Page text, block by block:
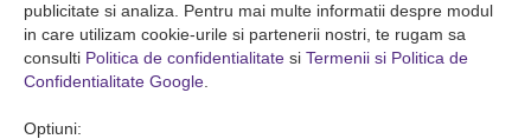
Condiții de Transport
Condițiile de transport colete
Condițiile de transport persone
publicitate si analiza. Pentru mai multe informatii despre modul
in care utilizam cookie-urile si partenerii nostri, te rugam sa
consulti Politica de confidentialitate si Termenii si Politica de
Confidentialitate Google
Optiuni: